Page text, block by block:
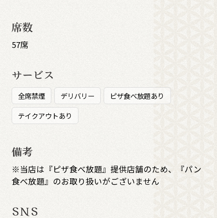
席数
57席
サービス
全席禁煙 デリバリー
ピザ食べ放題あり
テイクアウトあり
備考
※当店は『ピザ食べ放題』提供店舗のため、『パン
食べ放題』のお取り扱いがございません
SNS